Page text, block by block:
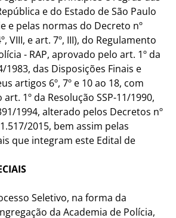
e do Estado de São Paulo
e pelas normas do Decreto nº
VIII, e art. 7º, III), do Regulamento
- RAP, aprovado pelo art. 1º da
1983, das Disposições Finais e
artigos 6º, 7º e 10 ao 18, com
1º da Resolução SSP-11/1990,
1994, alterado pelos Decretos nº
2015, bem assim pelas
que integram este Edital de
Seletivo, na forma da
da Academia de Polícia,